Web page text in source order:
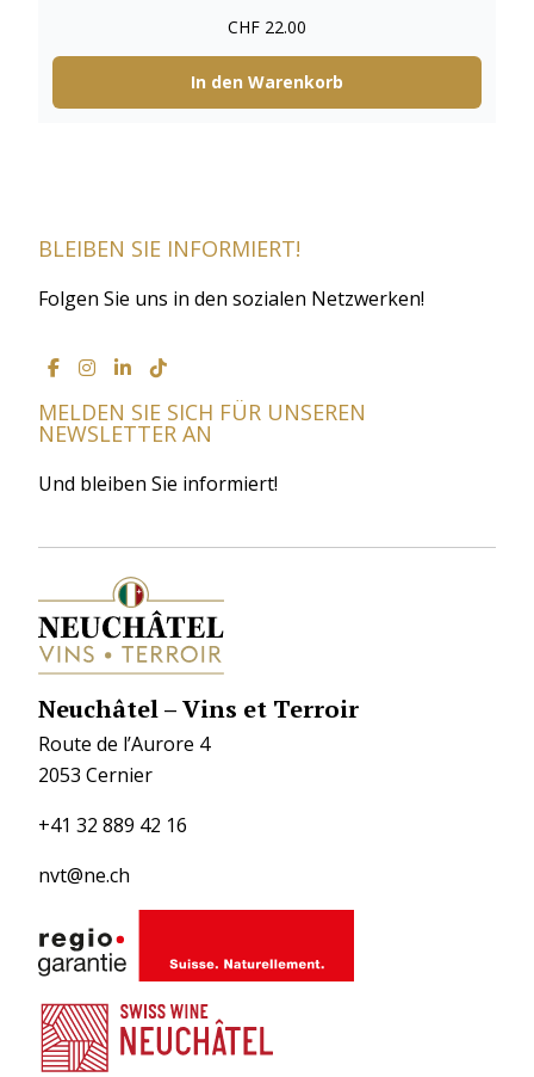
CHF 22.00
In den Warenkorb
BLEIBEN SIE INFORMIERT!
Folgen Sie uns in den sozialen Netzwerken!
MELDEN SIE SICH FÜR UNSEREN
NEWSLETTER AN
Und bleiben Sie informiert!
Neuchâtel – Vins et Terroir
Route de l’Aurore 4
2053 Cernier
+41 32 889 42 16
nvt@ne.ch